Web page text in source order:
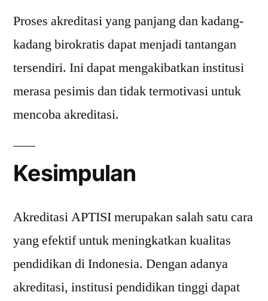
Proses akreditasi yang panjang dan kadang-
kadang birokratis dapat menjadi tantangan
tersendiri. Ini dapat mengakibatkan institusi
merasa pesimis dan tidak termotivasi untuk
mencoba akreditasi.
Kesimpulan
Akreditasi APTISI merupakan salah satu cara
yang efektif untuk meningkatkan kualitas
pendidikan di Indonesia. Dengan adanya
akreditasi, institusi pendidikan tinggi dapat